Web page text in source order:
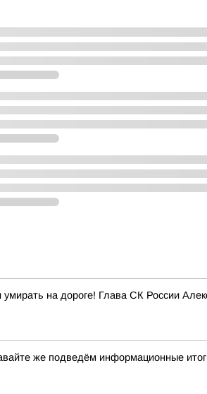
на дороге! Глава СК России
же подведём информационные